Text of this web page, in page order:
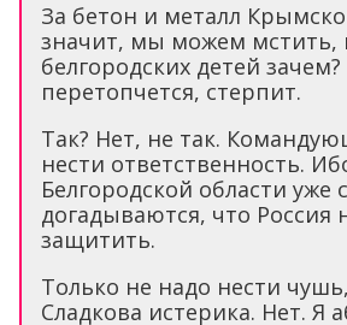
За бетон и металл
значит, мы можем мстить,
белгородских детей
перетопчется, стерпит.
Так? Нет, не так.
нести ответственность.
Белгородской области уже
догадываются, что Россия
защитить.
Только не надо нести
Сладкова истерика. Нет. Я